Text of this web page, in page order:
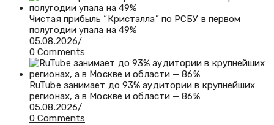
Чистая прибыль “Кристалла” по РСБУ в первом
полугодии упала на 49%
05.08.2026/
0 Comments
RuTube занимает до 93% аудитории в крупнейших
регионах, а в Москве и области — 86%
05.08.2026/
0 Comments